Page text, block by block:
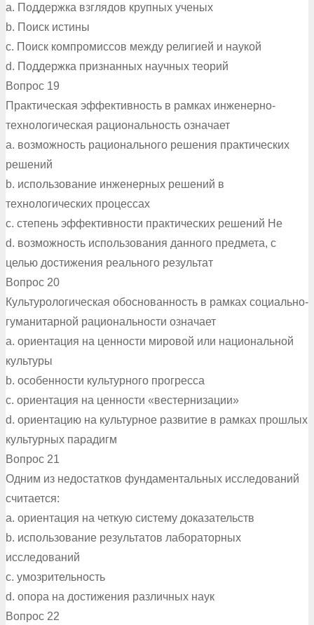
a. Поддержка взглядов крупных ученых
b. Поиск истины
c. Поиск компромиссов между религией и наукой
d. Поддержка признанных научных теорий
Вопрос 19
Практическая эффективность в рамках инженерно-
технологическая рациональность означает
a. возможность рационального решения практических
решений
b. использование инженерных решений в
технологических процессах
c. степень эффективности практических решений Не
d. возможность использования данного предмета, с
целью достижения реального результат
Вопрос 20
Культурологическая обоснованность в рамках социально-
гуманитарной рациональности означает
a. ориентация на ценности мировой или национальной
культуры
b. особенности культурного прогресса
c. ориентация на ценности «вестернизации»
d. ориентацию на культурное развитие в рамках прошлых
культурных парадигм
Вопрос 21
Одним из недостатков фундаментальных исследований
считается:
a. ориентация на четкую систему доказательств
b. использование результатов лабораторных
исследований
c. умозрительность
d. опора на достижения различных наук
Вопрос 22